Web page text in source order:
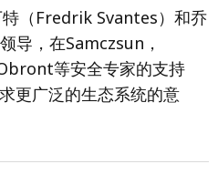
特（Fredrik Svantes）和乔
导，在Samczsun，
等安全专家的支持
更广泛的生态系统的意